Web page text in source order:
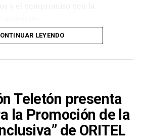
LEYENDO
Teletón presenta
la Promoción de la
de ORITEL